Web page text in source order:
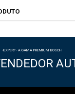
-EXPERT- A GAMA PREMIUM BOSCH